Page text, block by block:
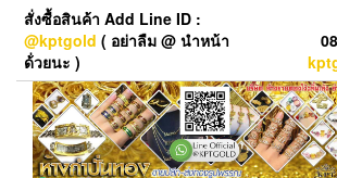
Skip
content
สั่งซื้อสินค้า Add Line ID :
@kptgold ( อย่าลืม @ นำหน้า
ด้่วยนะ )